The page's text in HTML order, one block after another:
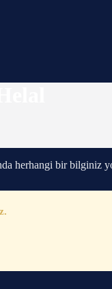
herhangi bir bilginiz